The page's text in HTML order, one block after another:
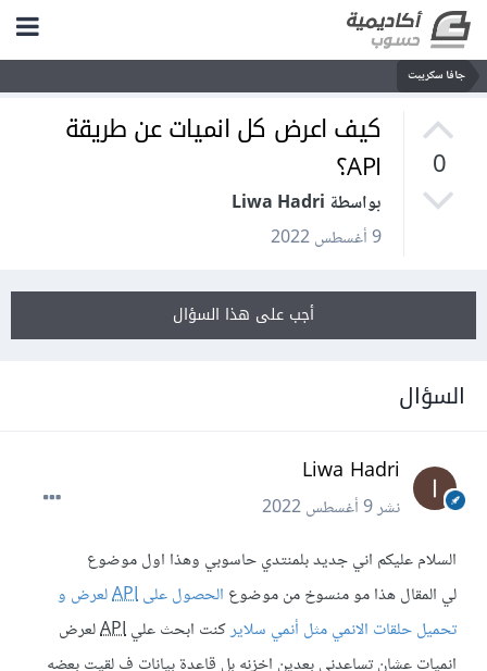
جافا سكريبت
0
كيف اعرض كل انميات عن طريقة
API؟
بواسطة Liwa Hadri
9 أغسطس 2022
أجب على هذا السؤال
السؤال
Liwa Hadri
نشر9 أغسطس 2022
السلام عليكم اني جديد بلمنتدي حاسوبي وهذا اول موضوع
لي المقال هذا مو منسوخ من موضوع الحصول علىAPIلعرض و
تحميل حلقات الانمي مثل أنمي سلايركنت ابحث عليAPIلعرض